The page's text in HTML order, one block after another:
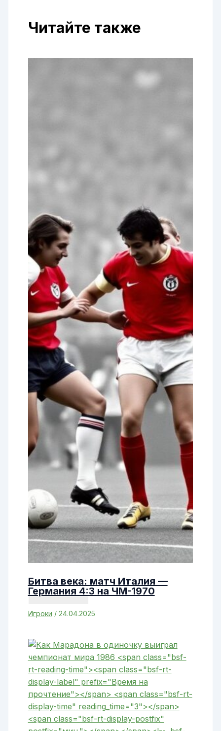
Читайте также
Битва века: матч Италия —
Германия 4:3 на ЧМ-1970
Игроки / 24.04.2025